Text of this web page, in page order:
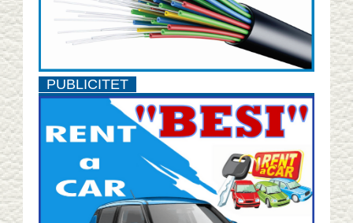
PUBLICITET